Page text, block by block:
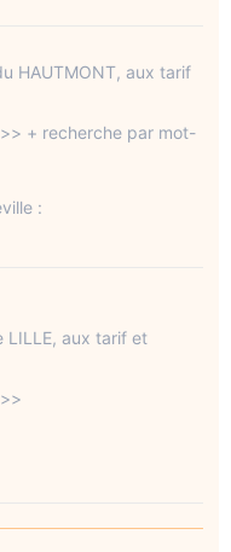
HAUTMONT, aux tarif
>> + recherche par mot-
:
LILLE, aux tarif et
>>